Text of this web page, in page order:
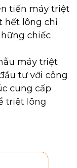
tiến máy triệt
hết lông chỉ
chiếc
máy triệt
tư với công
cung cấp
triệt lông